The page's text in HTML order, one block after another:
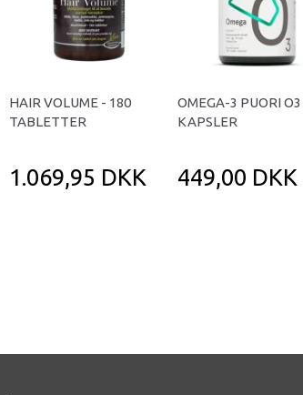
HAIR VOLUME - 180
TABLETTER
1.069,95 DKK
OMEGA-3 PUORI
KAPSLER
449,00 DKK